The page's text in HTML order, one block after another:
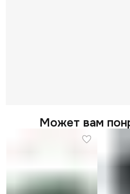
Может вам